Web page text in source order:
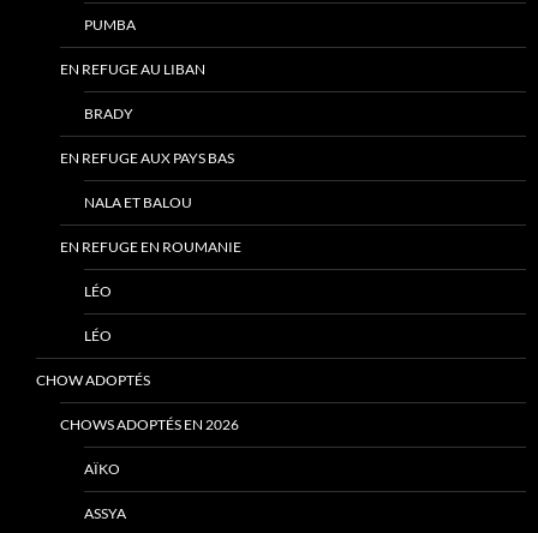
PUMBA
EN REFUGE AU LIBAN
BRADY
EN REFUGE AUX PAYS BAS
NALA ET BALOU
EN REFUGE EN ROUMANIE
LÉO
LÉO
CHOW ADOPTÉS
CHOWS ADOPTÉS EN 2026
AÏKO
ASSYA